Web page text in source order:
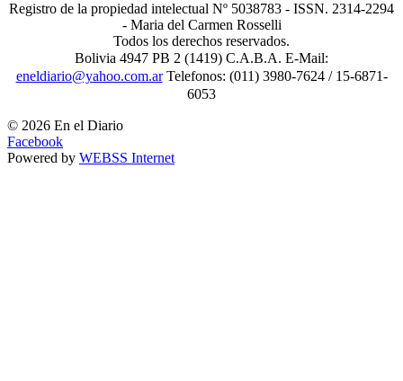
Registro de la propiedad intelectual Nº 5038783 - ISSN. 2314-2294
- Maria del Carmen Rosselli
Todos los derechos reservados.
Bolivia 4947 PB 2 (1419) C.A.B.A. E-Mail:
eneldiario@yahoo.com.arTelefonos: (011) 3980-7624 / 15-6871-
6053
© 2026 En el Diario
Facebook
Powered by WEBSS Internet